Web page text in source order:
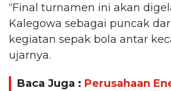
“Final turnamen ini akan
Kalegowa sebagai puncak
kegiatan sepak bola antar
ujarnya.
Baca Juga : Perusahaan